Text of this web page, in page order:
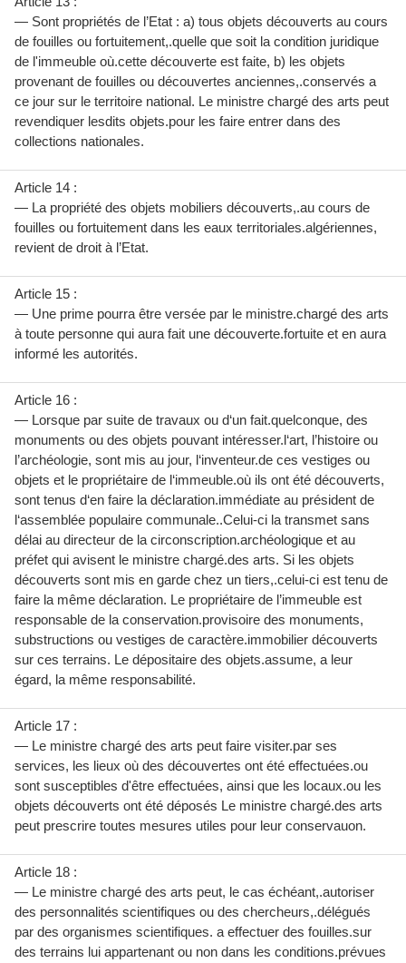
— Sont propriétés de l’Etat : a) tous objets découverts au cours
de fouilles ou fortuitement,.quelle que soit la condition juridique
de l'immeuble où.cette découverte est faite, b) les objets
provenant de fouilles ou découvertes anciennes,.conservés a
ce jour sur le territoire national. Le ministre chargé des arts peut
revendiquer lesdits objets.pour les faire entrer dans des
collections nationales.
Article 14 :
— La propriété des objets mobiliers découverts,.au cours de
fouilles ou fortuitement dans les eaux territoriales.algériennes,
revient de droit à l’Etat.
Article 15 :
— Une prime pourra être versée par le ministre.chargé des arts
à toute personne qui aura fait une découverte.fortuite et en aura
informé les autorités.
Article 16 :
— Lorsque par suite de travaux ou d‘un fait.quelconque, des
monuments ou des objets pouvant intéresser.l‘art, l’histoire ou
l’archéologie, sont mis au jour, l‘inventeur.de ces vestiges ou
objets et le propriétaire de l‘immeuble.où ils ont été découverts,
sont tenus d‘en faire la déclaration.immédiate au président de
l‘assemblée populaire communale..Celui-ci la transmet sans
délai au directeur de la circonscription.archéologique et au
préfet qui avisent le ministre chargé.des arts. Si les objets
découverts sont mis en garde chez un tiers,.celui-ci est tenu de
faire la même déclaration. Le propriétaire de l’immeuble est
responsable de la conservation.provisoire des monuments,
substructions ou vestiges de caractère.immobilier découverts
sur ces terrains. Le dépositaire des objets.assume, a leur
égard, la même responsabilité.
Article 17 :
— Le ministre chargé des arts peut faire visiter.par ses
services, les lieux où des découvertes ont été effectuées.ou
sont susceptibles d'être effectuées, ainsi que les locaux.ou les
objets découverts ont été déposés Le ministre chargé.des arts
peut prescrire toutes mesures utiles pour leur conservauon.
Article 18 :
— Le ministre chargé des arts peut, le cas échéant,.autoriser
des personnalités scientifiques ou des chercheurs,.délégués
par des organismes scientifiques. a effectuer des fouilles.sur
des terrains lui appartenant ou non dans les conditions.prévues